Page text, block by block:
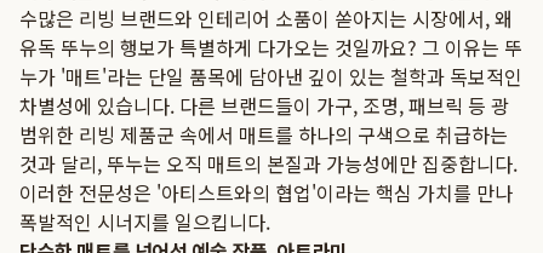
수많은 리빙 브랜드와 인테리어 소품이 쏟아지는 시장에서, 왜
유독 뚜누의 행보가 특별하게 다가오는 것일까요? 그 이유는 뚜
누가 '매트'라는 단일 품목에 담아낸 깊이 있는 철학과 독보적인
차별성에 있습니다. 다른 브랜드들이 가구, 조명, 패브릭 등 광
범위한 리빙 제품군 속에서 매트를 하나의 구색으로 취급하는
것과 달리, 뚜누는 오직 매트의 본질과 가능성에만 집중합니다.
이러한 전문성은 '아티스트와의 협업'이라는 핵심 가치를 만나
폭발적인 시너지를 일으킵니다.